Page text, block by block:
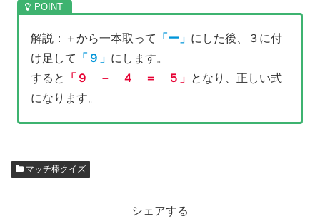
解説：＋から一本取って 「 ー」 にした後、３に付
け足して
「９」 にします。
すると
「９ － ４ ＝ ５」 となり、正しい式
になります。
マッチ棒クイズ
シェアする